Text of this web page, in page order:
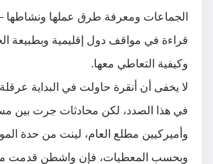
الجماعات ومعرفة طرق عملها ونشاطها –
قراءة في مواقف دول إقليمية وبطبيعة
وكيفية التعاطي معها.
لا يخفى أن أنقرة حاولت في البداية عرقلة
في هذا الصدد، لكن محادثات جرت بين
وأميركيين مطلع العام، لينت من حدة
وبحسب المعطيات، فإن واشطن قدمت